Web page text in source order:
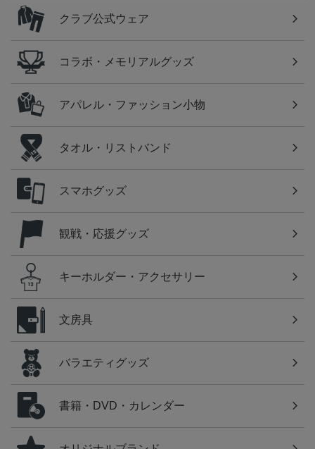
クラブ公式ウェア
コラボ・メモリアルグッズ
アパレル・ファッション小物
タオル・リストバンド
スマホグッズ
観戦・応援グッズ
キーホルダー・アクセサリー
文房具
バラエティグッズ
書籍・DVD・カレンダー